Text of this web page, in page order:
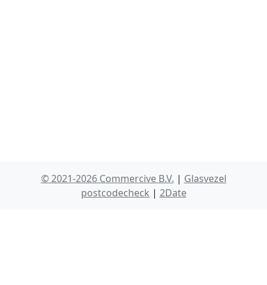
© 2021-2026 Commercive B.V. | Glasvezel
postcodecheck | 2Date